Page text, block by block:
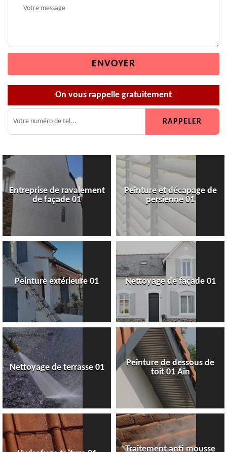
On vous rappelle gratuitement
Entreprise de ravalement
de façade 01
Peinture et décapage de
persienne 01
Peinture extérieure 01 Nettoyage de façade 01
Nettoyage de terrasse 01
Peinture de dessous de
toit 01 Ain
Traitement anti mousse